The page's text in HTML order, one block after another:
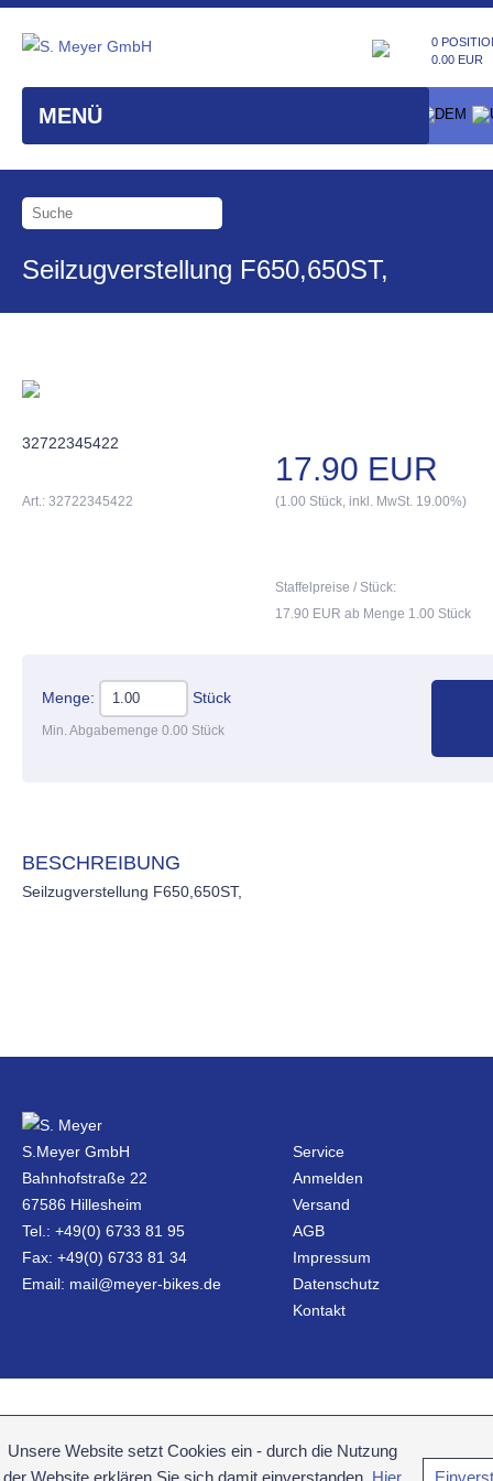
MENÜ
0
0.00 EUR
Seilzugverstellung F650,650ST,
32722345422
17.90 EUR
Art.: 32722345422 (1.00 Stück, inkl. MwSt. 19.00%)
Staffelpreise / Stück:
17.90 EUR ab Menge 1.00 Stück
Menge: Stück
Min. Abgabemenge 0.00 Stück
BESCHREIBUNG
Seilzugverstellung F650,650ST,
S.Meyer GmbH
Bahnhofstraße 22
67586 Hillesheim
Tel.: +49(0) 6733 81 95
Fax: +49(0) 6733 81 34
Email: mail@meyer-bikes.de
Service
Anmelden
Versand
AGB
Impressum
Datenschutz
Kontakt
Unsere Website setzt Cookies ein - durch die Nutzung
der Website erklären Sie sich damit einverstanden. Hier